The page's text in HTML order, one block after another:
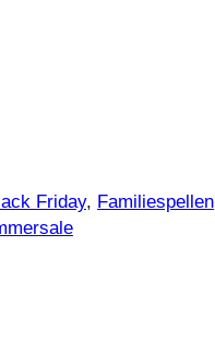
Friday, Familiespellen